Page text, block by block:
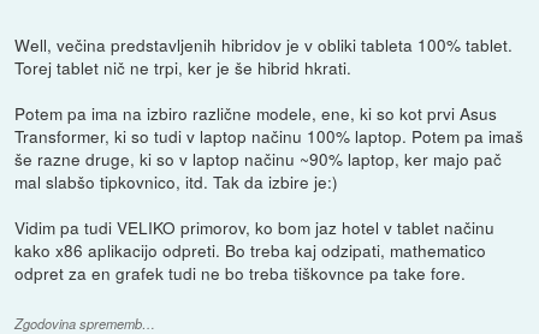
Well, večina predstavljenih hibridov je v obliki tableta 100% tablet.
Torej tablet nič ne trpi, ker je še hibrid hkrati.
Potem pa ima na izbiro različne modele, ene, ki so kot prvi Asus
Transformer, ki so tudi v laptop načinu 100% laptop. Potem pa imaš
še razne druge, ki so v laptop načinu ~90% laptop, ker majo pač
mal slabšo tipkovnico, itd. Tak da izbire je:)
Vidim pa tudi VELIKO primorov, ko bom jaz hotel v tablet načinu
kako x86 aplikacijo odpreti. Bo treba kaj odzipati, mathematico
odpret za en grafek tudi ne bo treba tiškovnce pa take fore.
Zgodovina sprememb…